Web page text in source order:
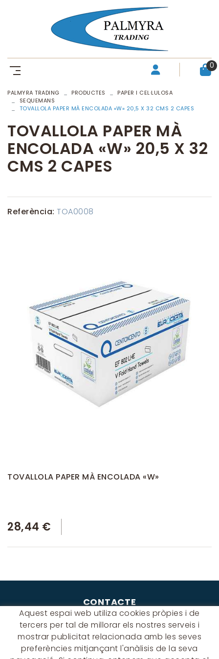
0
PALMYRA TRADING PRODUCTES
PAPER I CEL·LULOSA
SEQUEMANS
TOVALLOLA PAPER MÀ ENCOLADA «W» 20,5 X 32 CMS 2 CAPES
TOVALLOLA PAPER MÀ
ENCOLADA «W» 20,5 X 32
CMS 2 CAPES
Referència: TOA0008
TOVALLOLA PAPER MÀ ENCOLADA «W»
28,44 €
CONTACTE
Albert Einstein, 54 - 60 - Nave 3
08940 Cornellà de Llobregat
(BARCELONA)
649 631 197
Aquest espai web utiliza cookies pròpies i de
tercers per tal de millorar els nostres serveis i
mostrar publicitat relacionada amb les seves
preferències mitjançant l'anàlisis de la seva